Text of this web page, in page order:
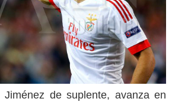
Jiménez de suplente, avanza en